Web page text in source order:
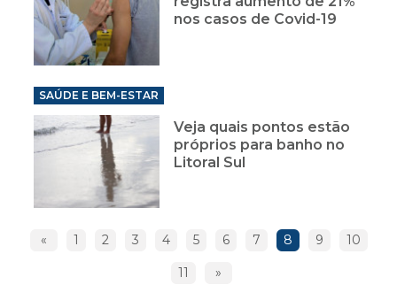
nos casos de Covid-19
SAÚDE E BEM-ESTAR
Veja quais pontos estão
próprios para banho no
Litoral Sul
« 1 2 3 4 5 6 7 8 9 10
11 »